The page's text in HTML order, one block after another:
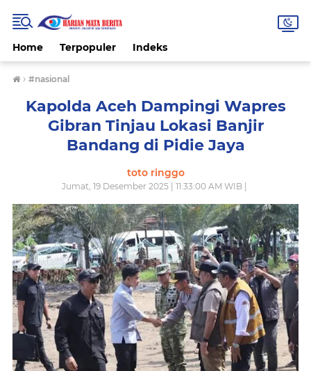
Home Terpopuler Indeks
› #nasional
Kapolda Aceh Dampingi Wapres
Gibran Tinjau Lokasi Banjir
Bandang di Pidie Jaya
toto ringgo
Jumat, 19 Desember 2025 | 11:33:00 AM WIB |